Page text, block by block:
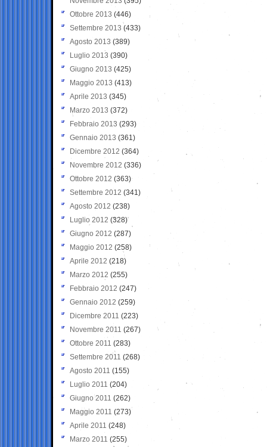
Ottobre 2013 (446)
Settembre 2013 (433)
Agosto 2013 (389)
Luglio 2013 (390)
Giugno 2013 (425)
Maggio 2013 (413)
Aprile 2013 (345)
Marzo 2013 (372)
Febbraio 2013 (293)
Gennaio 2013 (361)
Dicembre 2012 (364)
Novembre 2012 (336)
Ottobre 2012 (363)
Settembre 2012 (341)
Agosto 2012 (238)
Luglio 2012 (328)
Giugno 2012 (287)
Maggio 2012 (258)
Aprile 2012 (218)
Marzo 2012 (255)
Febbraio 2012 (247)
Gennaio 2012 (259)
Dicembre 2011 (223)
Novembre 2011 (267)
Ottobre 2011 (283)
Settembre 2011 (268)
Agosto 2011 (155)
Luglio 2011 (204)
Giugno 2011 (262)
Maggio 2011 (273)
Aprile 2011 (248)
Marzo 2011 (255)